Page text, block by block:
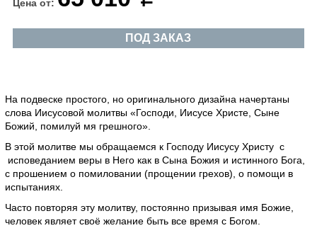
Цена от:
ПОД ЗАКАЗ
На подвеске простого, но оригинального дизайна начертаны
слова Иисусовой молитвы «Господи, Иисусе Христе, Сыне
Божий, помилуй мя грешного».
В этой молитве мы обращаемся к Господу Иисусу Христу с
исповеданием веры в Него как в Сына Божия и истинного Бога,
с прошением о помиловании (прощении грехов), о помощи в
испытаниях.
Часто повторяя эту молитву, постоянно призывая имя Божие,
человек являет своё желание быть все время с Богом.